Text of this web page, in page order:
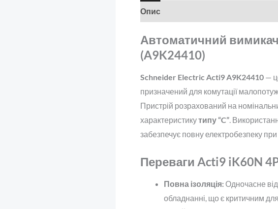
Опис
Автоматичний
(A9K24410)
Schneider Electric Acti9 A9K24410—
призначений для комутації
Пристрій розрахований на
характеристикутипу “C”.
забезпечує повну електробезпеку
Переваги Acti9 iK60N
Повна ізоляція: Одночасне
обладнанні, що є критичним